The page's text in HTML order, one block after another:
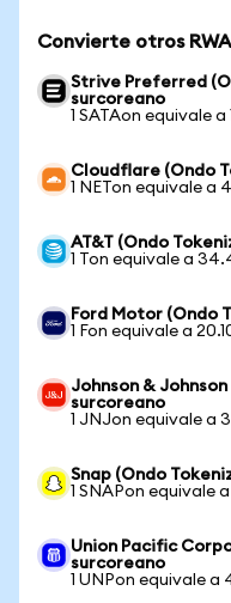
Convierte otros RWA
Strive Preferred
surcoreano
1 SATAon equivale
Cloudflare (Ondo
1 NETon equivale a
AT&T (Ondo
1 Ton equivale a
Ford Motor (Ondo
1 Fon equivale a
Johnson &
surcoreano
1 JNJon equivale a
Snap (Ondo
1 SNAPon equivale
Union Pacific
surcoreano
1 UNPon equivale a